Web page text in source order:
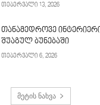
თებერვალი 13, 2026
თანამედროვე
შუაგულ ბუნებაში
თებერვალი 6, 2026
მეტის ნახვა